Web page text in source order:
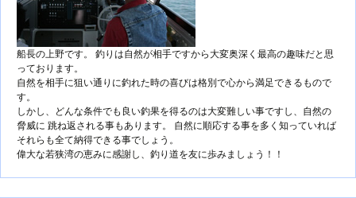
船長の上野です。 釣りは自然が相手ですから大変奥深く最高の趣味だと思
っております。
自然を相手に狙い通りに釣れた時の喜びは格別で心から満足できるもので
す。
しかし、どんな条件でも良い釣果を得るのは大変難しい事ですし、自然の
脅威に 跳ね返される事もあります。 自然に順応する事を多く知っていれば
それらも全て納得できる事でしょう。
偉大な若狭湾の恵みに感謝し、釣り道を友に歩みましょう！！